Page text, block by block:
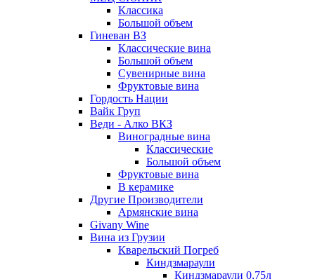
Классика
Большой объем
Гиневан ВЗ
Классические вина
Большой объем
Сувенирные вина
Фруктовые вина
Гордость Нации
Вайк Груп
Веди - Алко ВКЗ
Виноградные вина
Классические
Большой объем
Фруктовые вина
В керамике
Другие Производители
Армянские вина
Givany Wine
Вина из Грузии
Кварельский Погреб
Киндзмараули
Киндзмараули 0,75л